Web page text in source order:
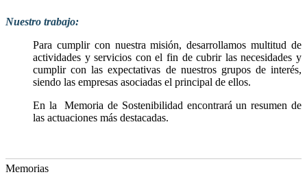
Nuestro trabajo:
Para cumplir con nuestra misión, desarrollamos multitud de
actividades y servicios con el fin de cubrir las necesidades y
cumplir con las expectativas de nuestros grupos de interés,
siendo las empresas asociadas el principal de ellos.
En la Memoria de Sostenibilidad encontrará un resumen de
las actuaciones más destacadas.
Memorias